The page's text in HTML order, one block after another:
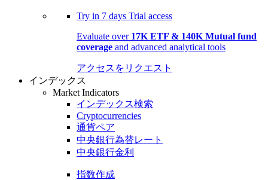
Try in 7 days Trial access
Evaluate over 17K ETF & 140K Mutual fund
coverage and advanced analytical tools
アクセスをリクエスト
インデックス
Market Indicators
インデックス検索
Cryptocurrencies
通貨ペア
中央銀行為替レート
中央銀行金利
指数作成